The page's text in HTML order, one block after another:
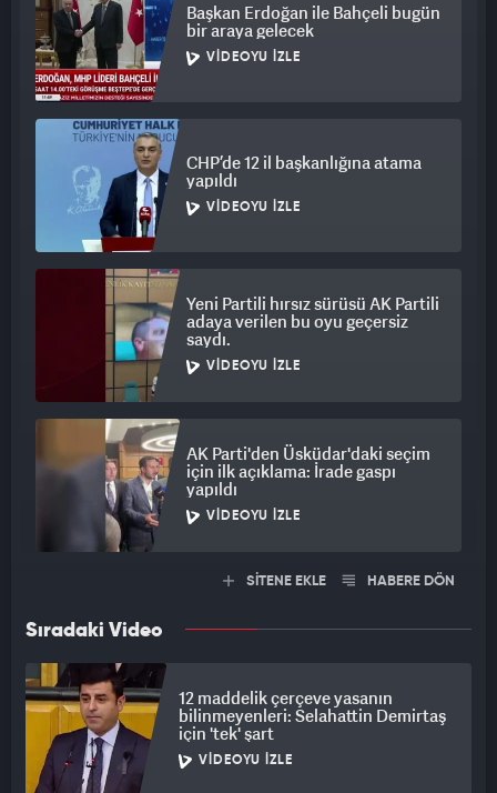
Başkan Erdoğan ile Bahçeli bugün
bir araya gelecek
VIDEOYU İZLE
CHP’de 12 il başkanlığına atama
yapıldı
VIDEOYU İZLE
Yeni Partili hırsız sürüsü AK Partili
adaya verilen bu oyu geçersiz
saydı.
VIDEOYU İZLE
AK Parti'den Üsküdar'daki seçim
için ilk açıklama: İrade gaspı
yapıldı
VIDEOYU İZLE
SİTENE EKLE HABERE DÖN
Sıradaki Video
12 maddelik çerçeve yasanın
bilinmeyenleri: Selahattin Demirtaş
için 'tek' şart
VIDEOYU İZLE